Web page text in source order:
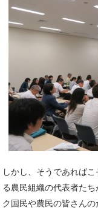
しかし、そうであれば
る農民組織の代表者た
ク国民や農民の皆さん